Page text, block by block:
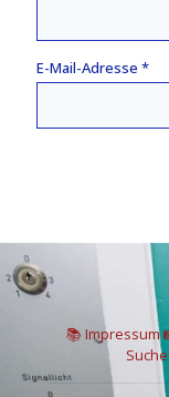
E-Mail-Adresse *
📚 Impressum
Suche